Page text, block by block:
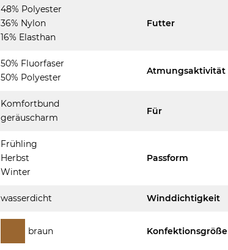
48% Polyester
36% Nylon
16% Elasthan
Futter
50% Fluorfaser
50% Polyester
Atmungsaktivität
Komfortbund
geräuscharm
Für
Frühling
Herbst
Winter
Passform
wasserdicht Winddichtigkeit
braun Konfektionsgröße